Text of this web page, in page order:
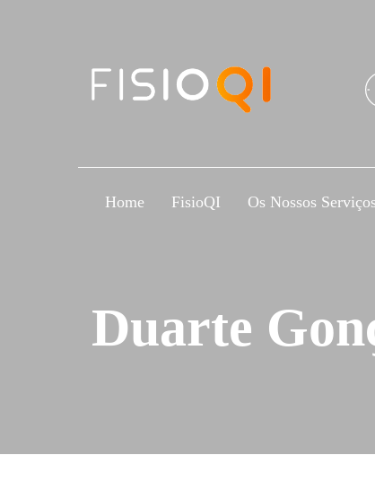
Home FisioQI Os Nossos Serviços
Duarte